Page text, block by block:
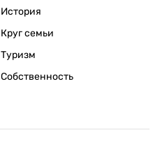
История
Круг семьи
Туризм
Собственность